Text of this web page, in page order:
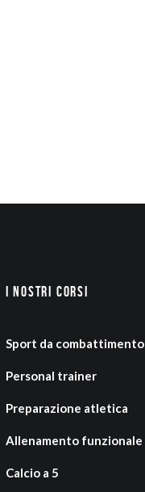
I nostri corsi
Sport da combattimento
Personal trainer
Preparazione atletica
Allenamento funzionale
Calcio a 5